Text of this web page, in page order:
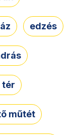
edzés
tér
műtét